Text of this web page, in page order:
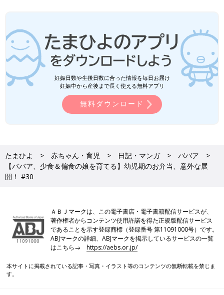
妊娠日数や生後日数に合った情報を毎日お届け
妊娠中から産後まで長く使える無料アプリ
無料ダウンロード
たまひよ 赤ちゃん・育児 日記・マンガ
ババア
【ババア、少食＆偏食の娘を育てる】幼児期のお弁当、意外な展
開！ #30
ＡＢＪマークは、この電子書店・電子書籍配信サービスが、
著作権者からコンテンツ使用許諾を得た正規版配信サービス
であることを示す登録商標（登録番号 第11091000号）です。
ABJマークの詳細、ABJマークを掲示しているサービスの一覧
はこちら→https://aebs.or.jp/
本サイトに掲載されている記事・写真・イラスト等のコンテンツの無断転載を禁じま
す。